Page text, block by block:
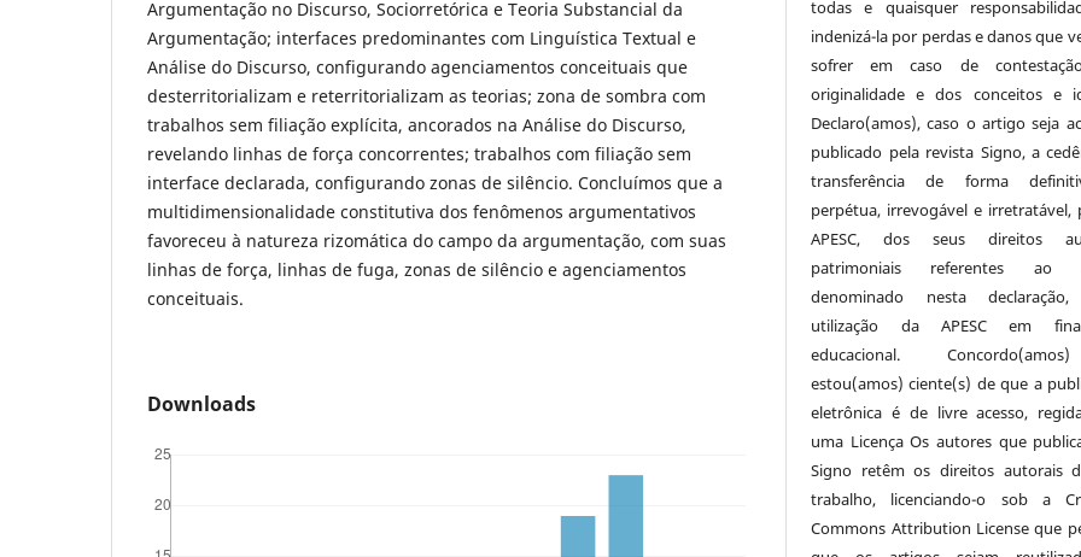
Argumentação no Discurso, Sociorretórica e Teoria Substancial da
Argumentação; interfaces predominantes com Linguística Textual e
Análise do Discurso, configurando agenciamentos conceituais que
desterritorializam e reterritorializam as teorias; zona de sombra com
trabalhos sem filiação explícita, ancorados na Análise do Discurso,
revelando linhas de força concorrentes; trabalhos com filiação sem
interface declarada, configurando zonas de silêncio. Concluímos que a
multidimensionalidade constitutiva dos fenômenos argumentativos
favoreceu à natureza rizomática do campo da argumentação, com suas
linhas de força, linhas de fuga, zonas de silêncio e agenciamentos
conceituais.
Downloads
todas e quaisquer
indenizá-la por perdas e danos que
sofrer em caso de
originalidade e dos conceitos e
Declaro(amos), caso o artigo seja
publicado pela revista Signo, a
transferência de forma
perpétua, irrevogável e irretratável,
APESC, dos seus direitos
patrimoniais referentes ao
denominado nesta
utilização da APESC em
educacional.
estou(amos) ciente(s) de que a
eletrônica é de livre acesso,
uma Licença Os autores que
Signo retêm os direitos autorais
trabalho, licenciando-o sob a
Commons Attribution License que